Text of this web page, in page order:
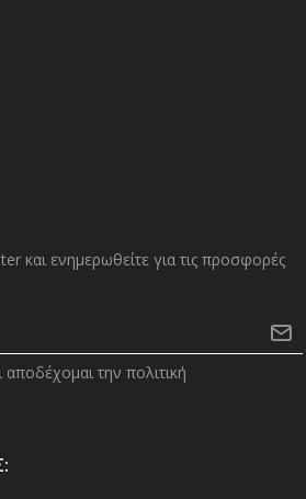
και ενημερωθείτε για τις προσφορές
την πολιτική